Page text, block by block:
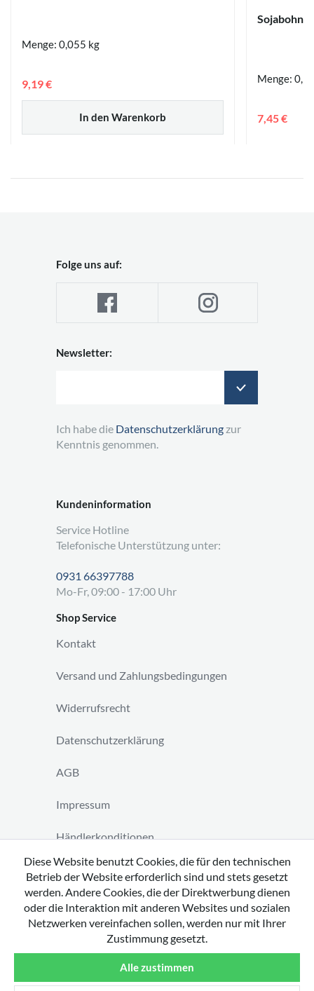
Menge: 0,055 kg
In den Warenkorb
9,19 € Menge: 0,1
7,45 €
Kundeninformation
Service Hotline
Telefonische Unterstützung unter:
0931 66397788
Mo-Fr, 09:00 - 17:00 Uhr
Shop Service
Kontakt
Versand und Zahlungsbedingungen
Widerrufsrecht
Datenschutzerklärung
AGB
Impressum
Händlerkonditionen
Vertrag widerrufen
Folge uns auf:
Newsletter:
Ich habe die Datenschutzerklärung zur
Kenntnis genommen.
Diese Website benutzt Cookies, die für den technischen
Betrieb der Website erforderlich sind und stets gesetzt
werden. Andere Cookies, die der Direktwerbung dienen
oder die Interaktion mit anderen Websites und sozialen
Netzwerken vereinfachen sollen, werden nur mit Ihrer
Zustimmung gesetzt.